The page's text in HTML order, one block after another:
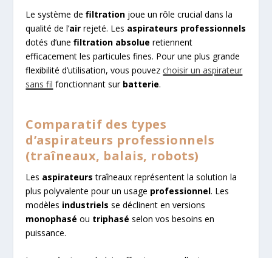
Le système defiltration joue un rôle crucial dans la
qualité de l’air rejeté. Les aspirateurs professionnels
dotés d’unefiltration absolue retiennent
efficacement les particules fines. Pour une plus grande
flexibilité d’utilisation, vous pouvezchoisir un aspirateur
sans fil fonctionnant sur batterie.
Comparatif des types
d’aspirateurs professionnels
(traîneaux, balais, robots)
Les aspirateurs traîneaux représentent la solution la
plus polyvalente pour un usage professionnel. Les
modèles industriels se déclinent en versions
monophasé ou triphasé selon vos besoins en
puissance.